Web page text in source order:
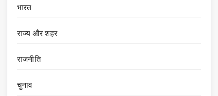
भारत
राज्य और शहर
राजनीति
चुनाव